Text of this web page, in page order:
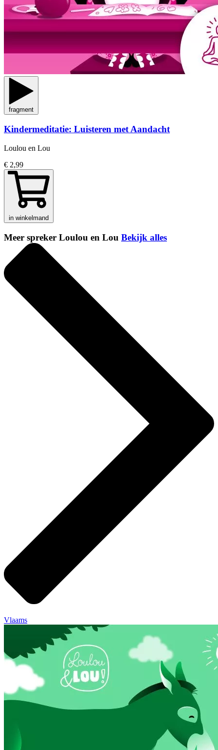
fragment
Kindermeditatie: Luisteren met Aandacht
Loulou en Lou
€ 2,99
in winkelmand
Meer spreker Loulou en Lou Bekijk alles
Vlaams